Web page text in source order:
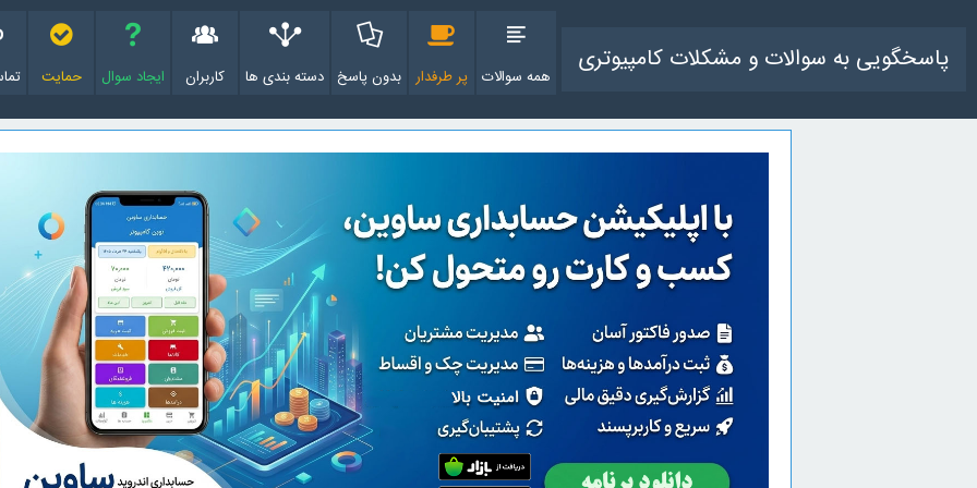
پاسخگویی به سوالات و مشکلات کامپیوتری همه سوالات پر طرفدار بدون پاسخ دسته بندی ها کاربران ایجاد سوال حمایت